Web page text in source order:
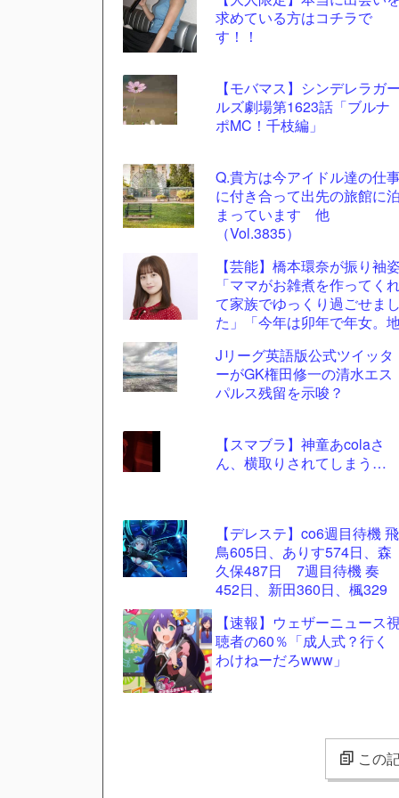
求めている方はコチラで
す！！
【モバマス】シンデレラガー
ルズ劇場第1623話「ブルナ
ポMC！千枝編」
Q.貴方は今アイドル達の仕
に付き合って出先の旅館に泊
まっています 他
（Vol.3835）
【芸能】橋本環奈が振り袖
「ママがお雑煮を作ってく
て家族でゆっくり過ごせまし
た」「今年は卯年で年女。
Jリーグ英語版公式ツイッタ
ーがGK権田修一の清水エス
パルス残留を示唆？
【スマブラ】神童あcolaさ
ん、横取りされてしまう…
【デレステ】co6週目待機 飛
鳥605日、ありす574日、森
久保487日 7週目待機 奏
452日、新田360日、楓329
【速報】ウェザーニュース
聴者の60％「成人式？行く
わけねーだろwww」
ツー
ル
この